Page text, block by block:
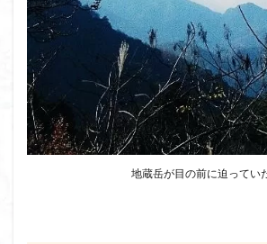
地蔵岳が目の前に迫ってい